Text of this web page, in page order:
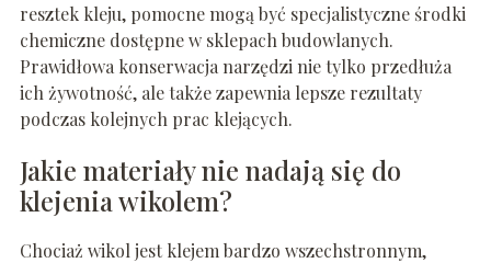
resztek kleju, pomocne mogą być specjalistyczne środki
chemiczne dostępne w sklepach budowlanych.
Prawidłowa konserwacja narzędzi nie tylko przedłuża
ich żywotność, ale także zapewnia lepsze rezultaty
podczas kolejnych prac klejących.
Jakie materiały nie nadają się do
klejenia wikolem?
Chociaż wikol jest klejem bardzo wszechstronnym,